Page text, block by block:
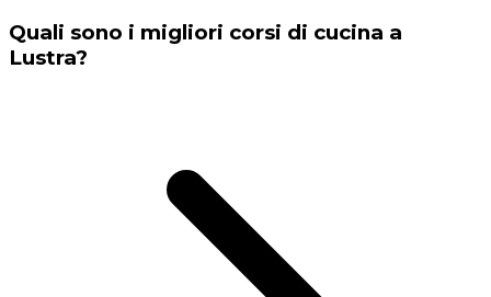
Quali sono i migliori corsi di cucina a
Lustra?